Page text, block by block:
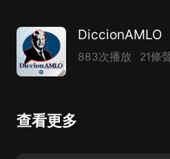
DiccionAMLO
883次播放 21條
查看更多